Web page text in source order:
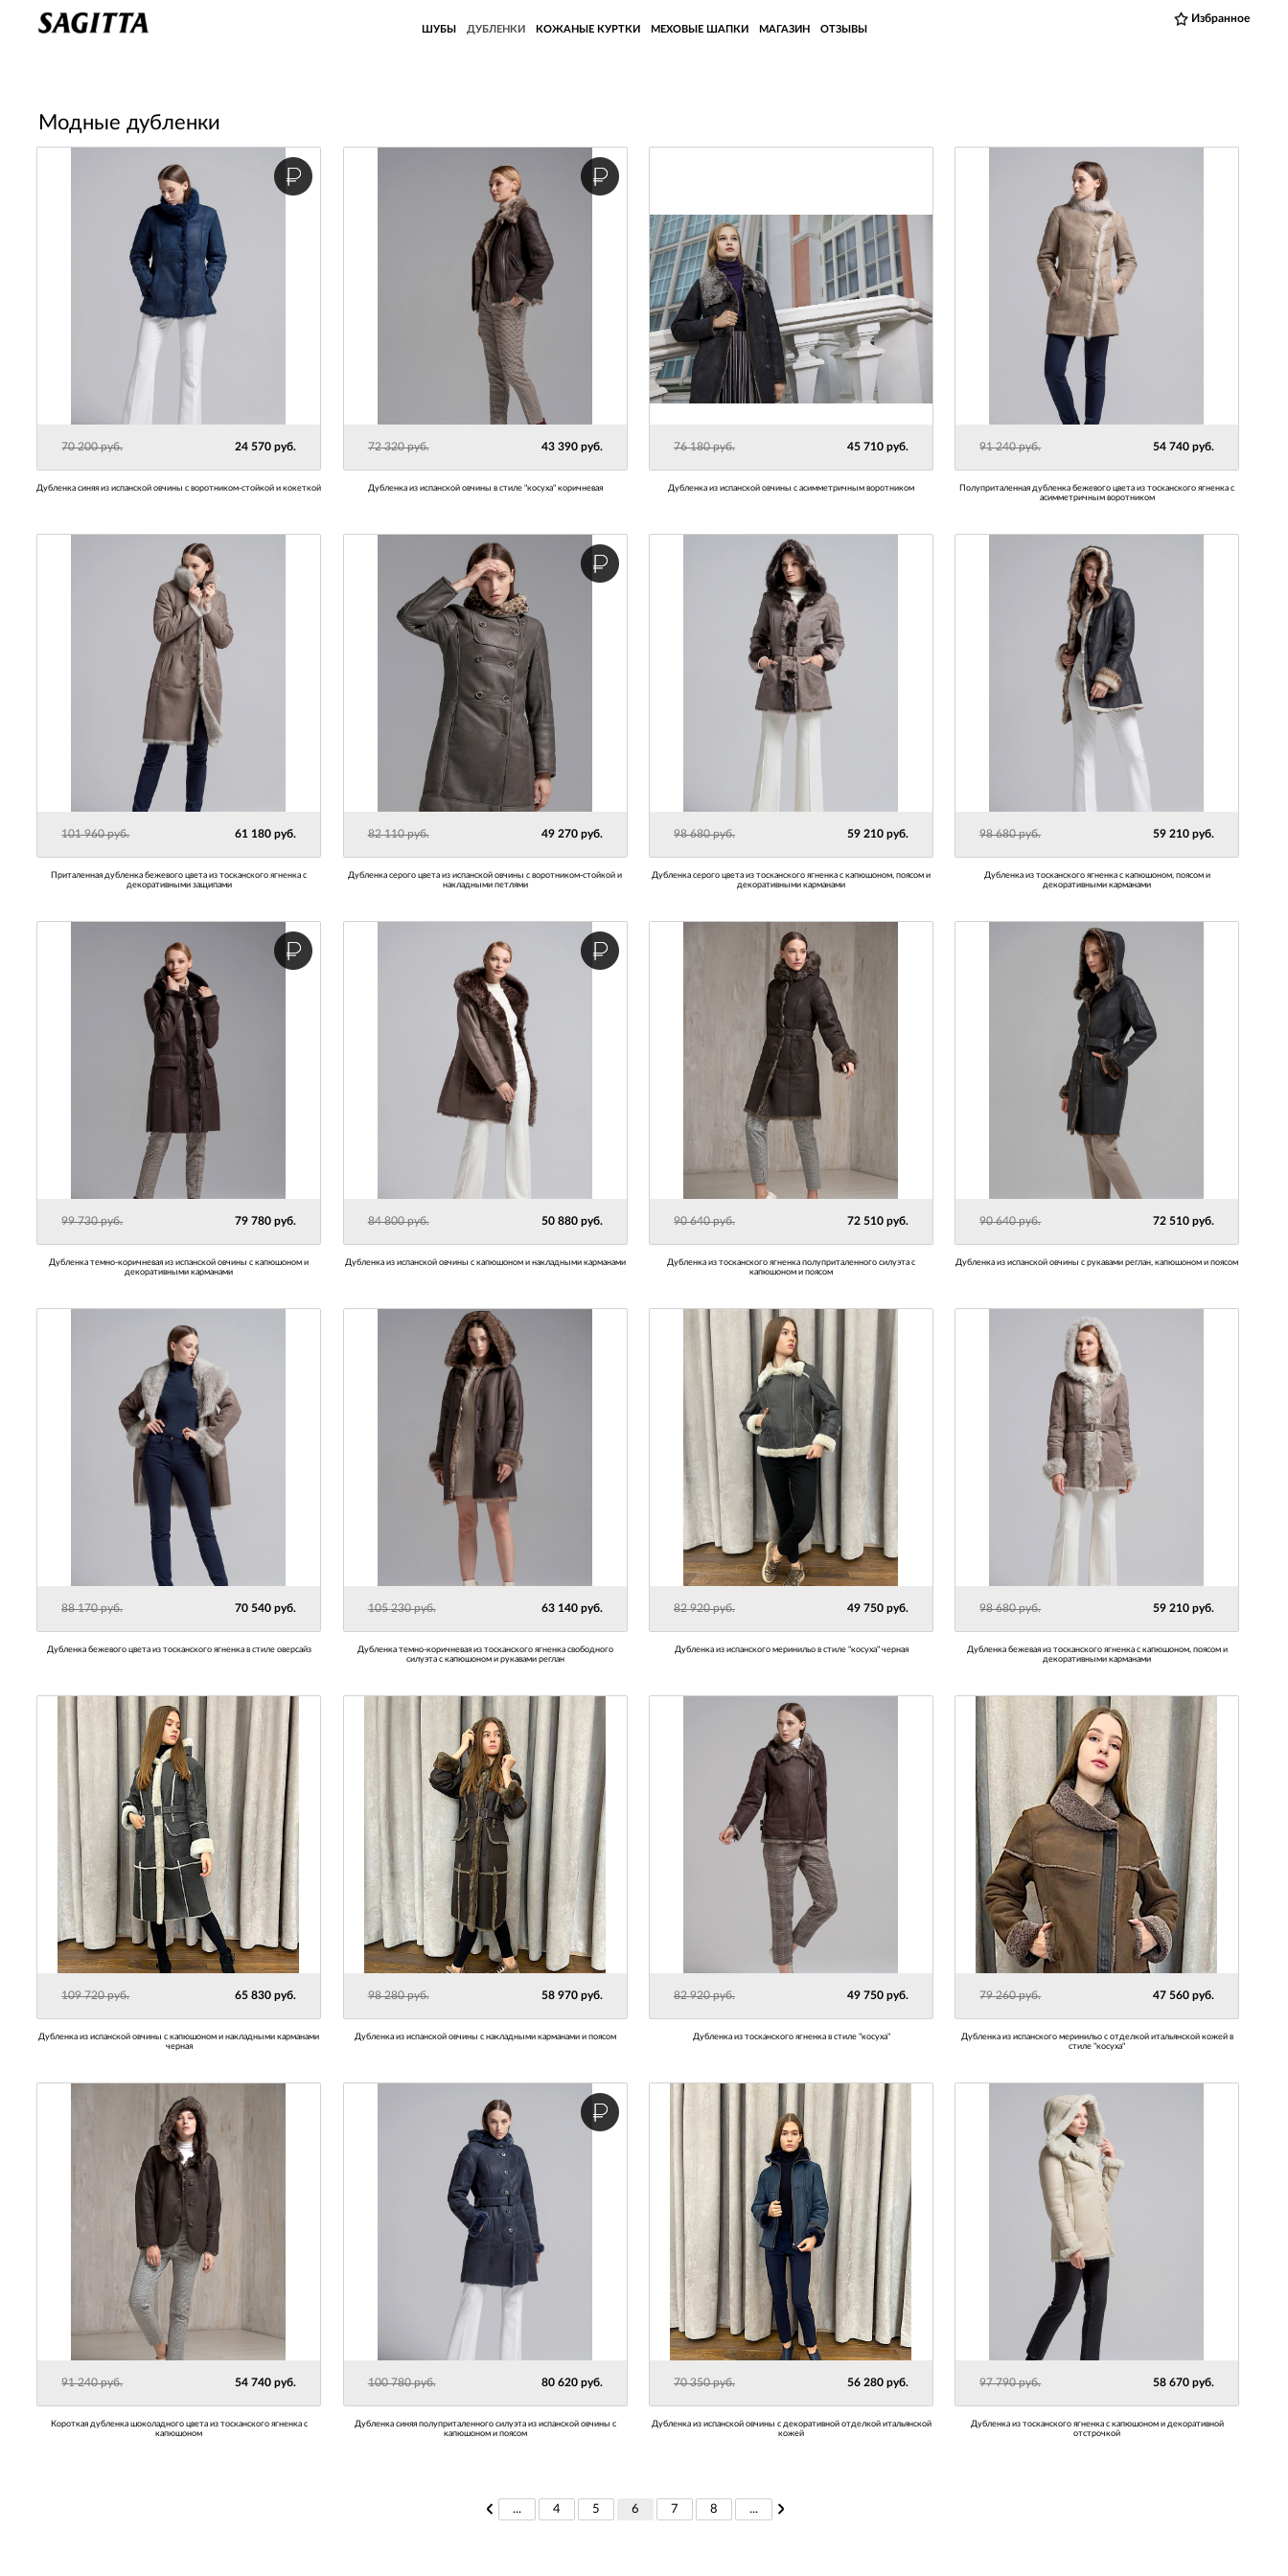
ШУБЫ ДУБЛЕНКИ КОЖАНЫЕ КУРТКИ МЕХОВЫЕ ШАПКИ МАГАЗИН ОТЗЫВЫ
Избранное
Модные дубленки
70 200 руб. 24 570 руб.
Дубленка синяя из испанской овчины с воротником-стойкой и кокеткой
72 320 руб. 43 390 руб.
Дубленка из испанской овчины в стиле "косуха" коричневая
76 180 руб. 45 710 руб.
Дубленка из испанской овчины с асимметричным воротником
91 240 руб. 54 740 руб.
Полуприталенная дубленка бежевого цвета из тосканского ягненка с
асимметричным воротником
101 960 руб. 61 180 руб.
Приталенная дубленка бежевого цвета из тосканского ягненка с
декоративными защипами
82 110 руб. 49 270 руб.
Дубленка серого цвета из испанской овчины с воротником-стойкой и
накладными петлями
98 680 руб. 59 210 руб.
Дубленка серого цвета из тосканского ягненка с капюшоном, поясом и
декоративными карманами
98 680 руб. 59 210 руб.
Дубленка из тосканского ягненка с капюшоном, поясом и
декоративными карманами
99 730 руб. 79 780 руб.
Дубленка темно-коричневая из испанской овчины с капюшоном и
декоративными карманами
84 800 руб. 50 880 руб.
Дубленка из испанской овчины с капюшоном и накладными карманами
90 640 руб. 72 510 руб.
Дубленка из тосканского ягненка полуприталенного силуэта с
капюшоном и поясом
90 640 руб. 72 510 руб.
Дубленка из испанской овчины с рукавами реглан, капюшоном и поясом
88 170 руб. 70 540 руб.
Дубленка бежевого цвета из тосканского ягненка в стиле оверсайз
105 230 руб. 63 140 руб.
Дубленка темно-коричневая из тосканского ягненка свободного
силуэта с капюшоном и рукавами реглан
82 920 руб. 49 750 руб.
Дубленка из испанского меринильо в стиле "косуха" черная
98 680 руб. 59 210 руб.
Дубленка бежевая из тосканского ягненка с капюшоном, поясом и
декоративными карманами
109 720 руб. 65 830 руб.
Дубленка из испанской овчины с капюшоном и накладными карманами
черная
98 280 руб. 58 970 руб.
Дубленка из испанской овчины с накладными карманами и поясом
82 920 руб. 49 750 руб.
Дубленка из тосканского ягненка в стиле "косуха"
79 260 руб. 47 560 руб.
Дубленка из испанского меринильо с отделкой итальянской кожей в
стиле "косуха"
91 240 руб. 54 740 руб.
Короткая дубленка шоколадного цвета из тосканского ягненка с
капюшоном
100 780 руб. 80 620 руб.
Дубленка синяя полуприталенного силуэта из испанской овчины с
капюшоном и поясом
70 350 руб. 56 280 руб.
Дубленка из испанской овчины с декоративной отделкой итальянской
кожей
97 790 руб. 58 670 руб.
дубленка из тосканского ягненка с капюшоном и декоративной
отстрочкой
... 4 5 6 7 8 ...